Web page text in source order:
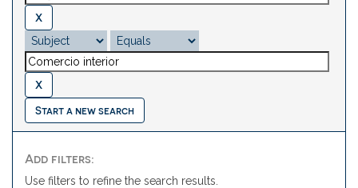
Start a new search
Add filters:
Use filters to refine the search results.